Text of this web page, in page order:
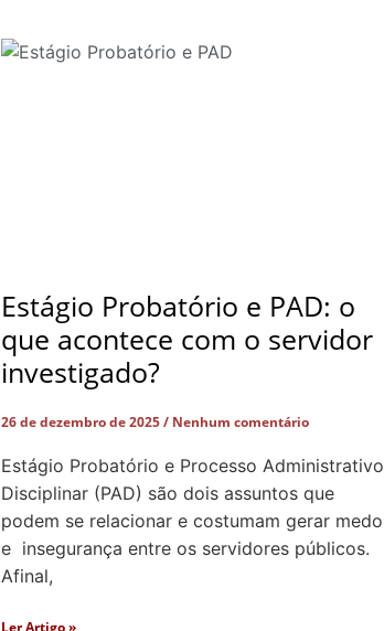
Estágio Probatório e PAD: o
que acontece com o servidor
investigado?
26 de dezembro de 2025 Nenhum comentário
Estágio Probatório e Processo Administrativo
Disciplinar (PAD) são dois assuntos que
podem se relacionar e costumam gerar medo
e insegurança entre os servidores públicos.
Afinal,